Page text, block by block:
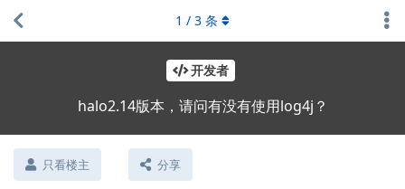
开发者
halo2.14版本，请问有没有使用log4j？
只看楼主 分享
1 / 3 条